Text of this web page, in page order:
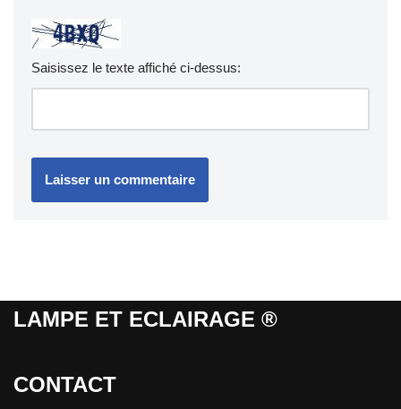
Saisissez le texte affiché ci-dessus:
LAMPE ET ECLAIRAGE ®
CONTACT